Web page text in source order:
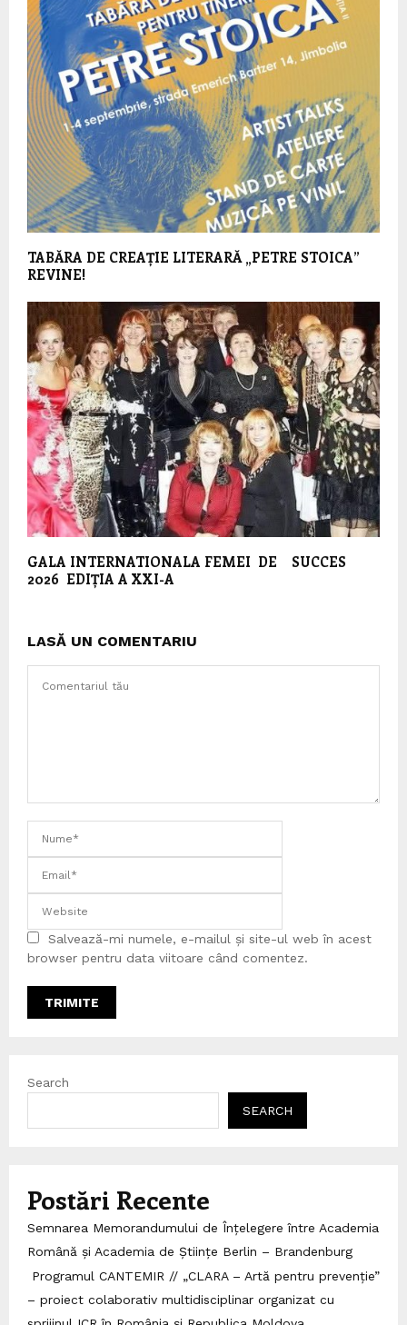
TABĂRA DE CREAȚIE LITERARĂ „PETRE STOICA”
REVINE!
GALA INTERNATIONALA FEMEI DE SUCCES
2026 EDIȚIA A XXI-A
LASĂ UN COMENTARIU
Salvează-mi numele, e-mailul și site-ul web în acest
browser pentru data viitoare când comentez.
Search
SEARCH
Postări Recente
Semnarea Memorandumului de Înțelegere între Academia
Română și Academia de Științe Berlin – Brandenburg
Programul CANTEMIR // „CLARA – Artă pentru prevenție”
– proiect colaborativ multidisciplinar organizat cu